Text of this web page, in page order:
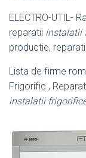
ELECTRO-UTIL-
reparatii instalatii
productie,
Lista de firme
Frigorific ,
instalatii